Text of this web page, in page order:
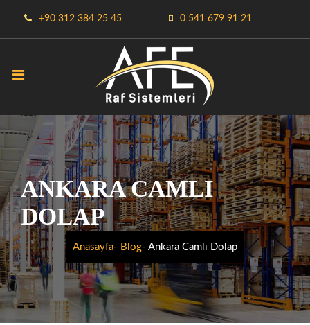
+90 312 384 25 45 0 541 679 91 21
ANKARA CAMLI
DOLAP
Anasayfa- Blog- Ankara Camlı Dolap